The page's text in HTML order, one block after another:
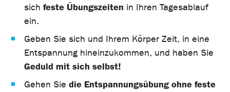
sich feste Übungszeiten in Ihren Tagesablauf
ein.
Geben Sie sich und Ihrem Körper Zeit, in eine
Entspannung hineinzukommen, und haben Sie
Geduld mit sich selbst!
Gehen Sie die Entspannungsübung ohne feste